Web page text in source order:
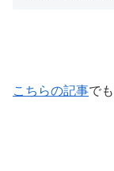
こちらの記事で